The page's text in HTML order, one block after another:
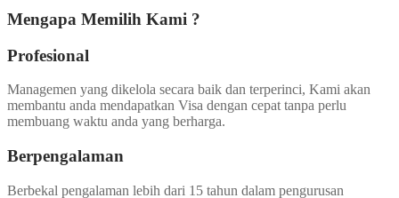
Mengapa Memilih Kami ?
Profesional
Managemen yang dikelola secara baik dan terperinci, Kami akan
membantu anda mendapatkan Visa dengan cepat tanpa perlu
membuang waktu anda yang berharga.
Berpengalaman
Berbekal pengalaman lebih dari 15 tahun dalam pengurusan